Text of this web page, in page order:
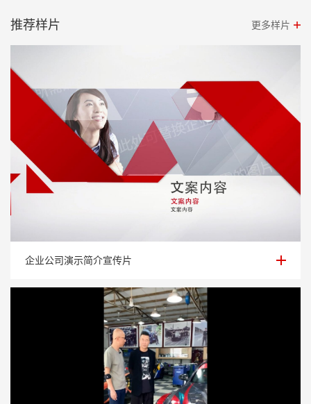
推荐样片 更多样片
企业公司演示简介宣传片
企业公司演示简介宣传片